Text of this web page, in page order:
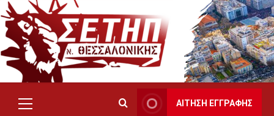
Skip
to
content
Primary
ΑΙΤΗΣΗ ΕΓΓΡΑΦΗΣ